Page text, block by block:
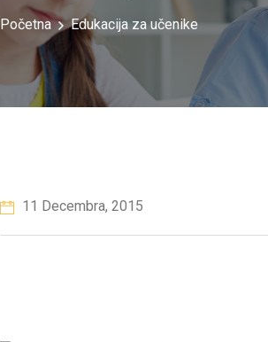
Početna Edukacija za učenike
11 Decembra, 2015